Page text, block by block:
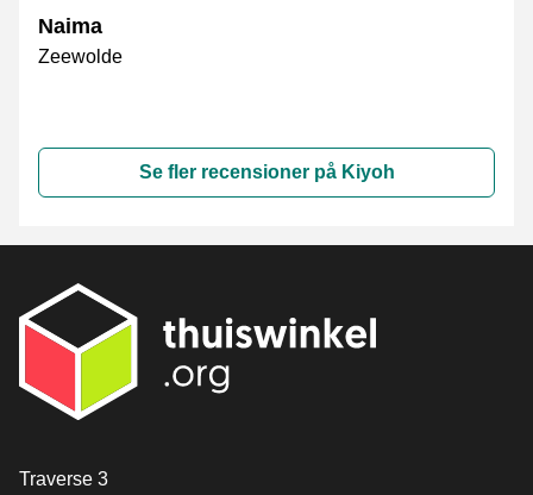
Naima
Zeewolde
Se fler recensioner på Kiyoh
[_General:Contact]
Traverse 3